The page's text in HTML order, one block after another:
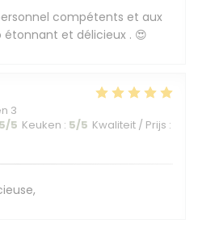
compétents et aux
étonnant et délicieux . 😍
3
5/5 Keuken : 5/5 Kwaliteit / Prijs :